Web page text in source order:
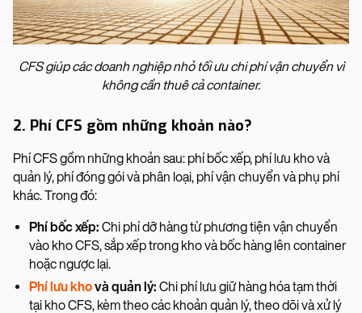
CFS giúp các doanh nghiệp nhỏ tối ưu chi phí vận chuyển vì
không cần thuê cả container.
2. Phí CFS gồm những khoản nào?
Phí CFS gồm những khoản sau: phí bốc xếp, phí lưu kho và
quản lý, phí đóng gói và phân loại, phí vận chuyển và phụ phí
khác. Trong đó:
Phí bốc xếp: Chi phí dỡ hàng từ phương tiện vận chuyển
vào kho CFS, sắp xếp trong kho và bốc hàng lên container
hoặc ngược lại.
Phí lưu khovà quản lý: Chi phí lưu giữ hàng hóa tạm thời
tại kho CFS, kèm theo các khoản quản lý, theo dõi và xử lý